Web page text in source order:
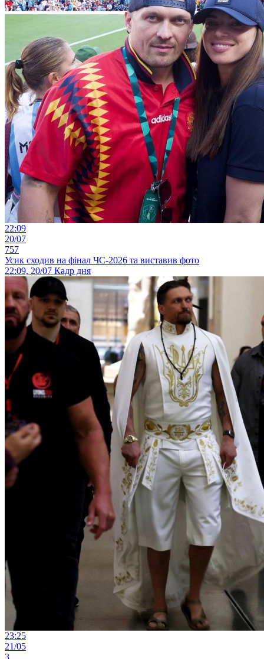
22:09
20/07
757
Усик сходив на фінал ЧС-2026 та виставив фото
22:09, 20/07 Кадр дня
23:25
21/05